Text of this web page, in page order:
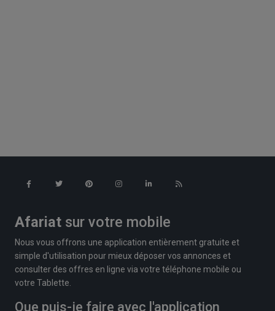
Afariat sur votre mobile
Nous vous offrons une application entièrement gratuite et
simple d'utilisation pour mieux déposer vos annonces et
consulter des offres en ligne via votre téléphone mobile ou
votre Tablette.
Que puis-je faire avec l'application